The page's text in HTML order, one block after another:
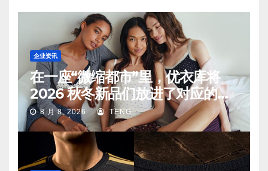
企业资讯
在一座“微缩都市”里，优衣库将
2026 秋冬新品们放进了对应的生
活场景中
8 月 8, 2026 TENG